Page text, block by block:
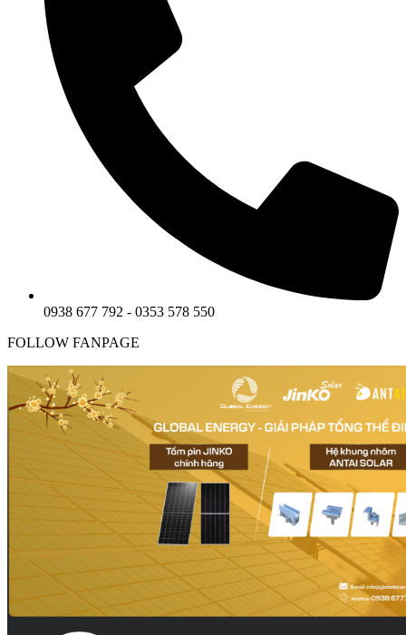
0938 677 792 - 0353 578 550
FOLLOW FANPAGE